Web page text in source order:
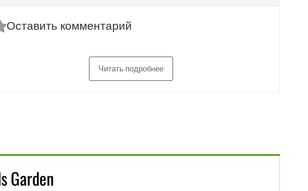
Оставить комментарий
Читать подробнее
Garden